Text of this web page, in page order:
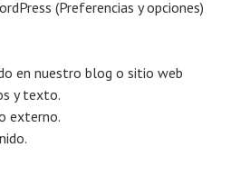
(Preferencias y opciones)
en nuestro blog o sitio web
y texto.
externo.